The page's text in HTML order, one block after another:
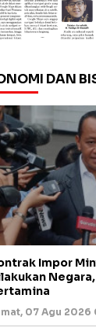
DAN
Impor
07 Agu 2026